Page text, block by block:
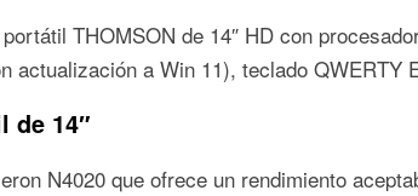
THOMSON de 14″ HD con
actualización a Win 11), teclado QWERTY
de 14″
N4020 que ofrece un rendimiento